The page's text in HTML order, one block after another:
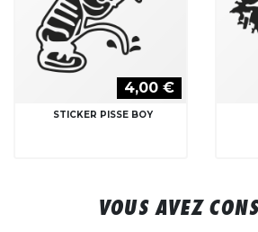
4,00 €
STICKER PISSE BOY
VOUS AVEZ